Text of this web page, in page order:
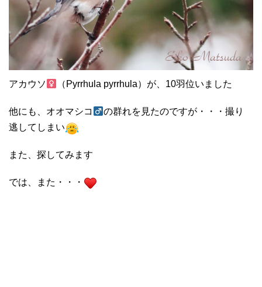
アカウソ （Pyrrhula pyrrhula）が、10羽位いました
他にも、オオマシコ
の群れを見たのですが・・・撮り
逃してしまい
また、探してみます
では、また・・・